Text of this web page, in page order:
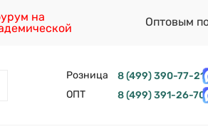
на
Оптовым
Розница 8 (499) 390-77-21
ОПТ
8 (499) 391-26-70